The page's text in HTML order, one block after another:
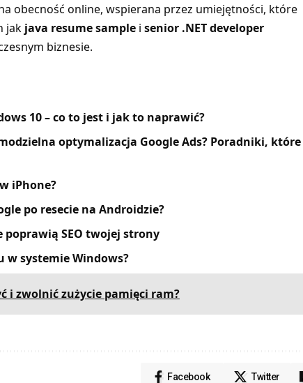
obecność online, wspierana przez umiejętności, które
jak java resume samplei senior .NET developer
biznesie.
10 – co to jest i jak to naprawić?
optymalizacja Google Ads? Poradniki, które
iPhone?
po resecie na Androidzie?
SEO twojej strony
w systemie Windows?
i zwolnić zużycie pamięci ram?
Facebook Twitter